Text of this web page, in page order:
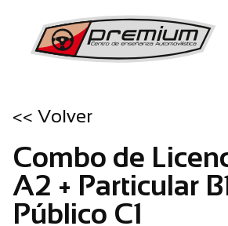
<< Volver
Combo de
A2 + Particular
Público C1